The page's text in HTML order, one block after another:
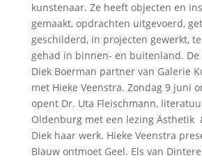
kunstenaar. Ze heeft objecten en
gemaakt, opdrachten uitgevoerd,
geschilderd, in projecten gewerkt,
gehad in binnen- en buitenland. De
Diek Boerman partner van Galerie
met Hieke Veenstra. Zondag 9 juni
opent Dr. Uta Fleischmann,
Oldenburg met een lezing Ästhetik
Diek haar werk. Hieke Veenstra
Blauw ontmoet Geel. Els van